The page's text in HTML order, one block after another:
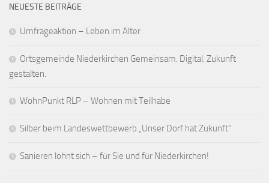
NEUESTE BEITRÄGE
Umfrageaktion – Leben im Alter
Ortsgemeinde Niederkirchen Gemeinsam. Digital. Zukunft
gestalten.
WohnPunkt RLP – Wohnen mit Teilhabe
Silber beim Landeswettbewerb „Unser Dorf hat Zukunft“
Sanieren lohnt sich – für Sie und für Niederkirchen!